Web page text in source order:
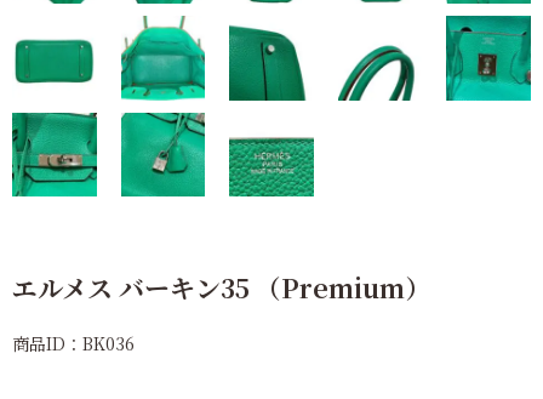
エルメス バーキン35 （Premium）
商品ID：BK036